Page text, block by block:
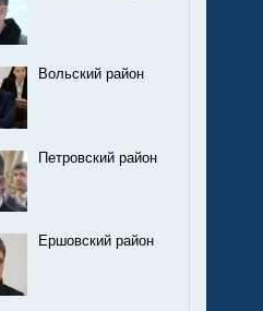
Вольский район
Петровский район
Ершовский район